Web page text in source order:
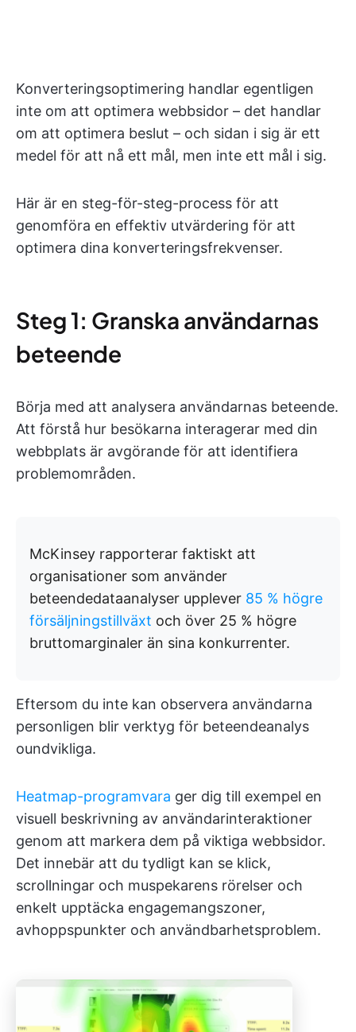
Konverteringsoptimering handlar egentligen
inte om att optimera webbsidor – det handlar
om att optimera beslut – och sidan i sig är ett
medel för att nå ett mål, men inte ett mål i sig.
Här är en steg-för-steg-process för att
genomföra en effektiv utvärdering för att
optimera dina konverteringsfrekvenser.
Steg 1: Granska användarnas
beteende
Börja med att analysera användarnas beteende.
Att förstå hur besökarna interagerar med din
webbplats är avgörande för att identifiera
problemområden.
McKinsey rapporterar faktiskt att
organisationer som använder
beteendedataanalyser upplever 85 % högre
försäljningstillväxt och över 25 % högre
bruttomarginaler än sina konkurrenter.
Eftersom du inte kan observera användarna
personligen blir verktyg för beteendeanalys
oundvikliga.
Heatmap-programvara ger dig till exempel en
visuell beskrivning av användarinteraktioner
genom att markera dem på viktiga webbsidor.
Det innebär att du tydligt kan se klick,
scrollningar och muspekarens rörelser och
enkelt upptäcka engagemangszoner,
avhoppspunkter och användbarhetsproblem.